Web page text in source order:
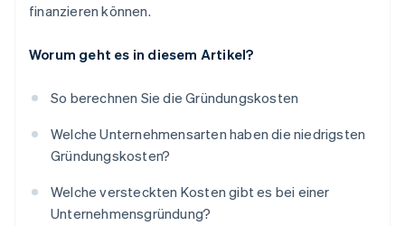
finanzieren können.
Worum geht es in diesem Artikel?
So berechnen Sie die Gründungskosten
Welche Unternehmensarten haben die niedrigsten
Gründungskosten?
Welche versteckten Kosten gibt es bei einer
Unternehmensgründung?